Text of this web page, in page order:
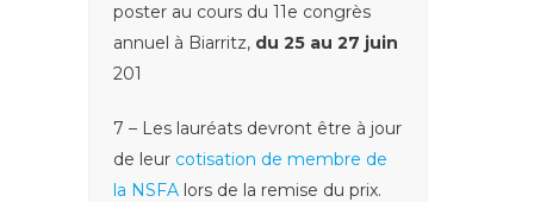
poster au cours du 11e congrès
annuel à Biarritz, du 25 au 27 juin
201
7 – Les lauréats devront être à jour
de leur cotisation de membre de
la NSFA lors de la remise du prix.